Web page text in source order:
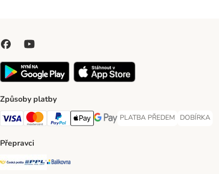
Způsoby platby
Visa Payment Method
Mastercard Payment Method
PayPal Payment Method
Apple pay Payment Method
GooglePay Payment Method
PLATBA PŘEDEM
PLATBA PŘEDEM Payment
DOBÍRKA
DOBÍRKA
Přepravci
Česká pošta Shipping Method
PPL Shipping Method
Balíkovna Shipping Method